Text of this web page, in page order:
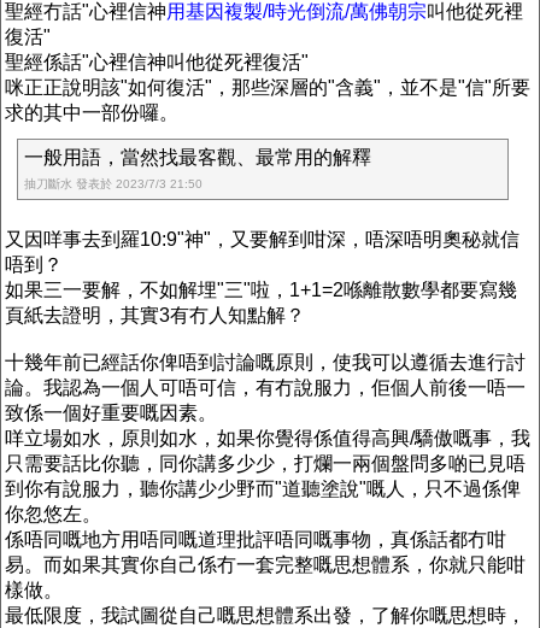
聖經冇話"心裡信神用基因複製/時光倒流/萬佛朝宗叫他從死裡
復活"
聖經係話"心裡信神叫他從死裡復活"
咪正正說明該"如何復活"，那些深層的"含義"，並不是"信"所要
求的其中一部份囉。
一般用語，當然找最客觀、最常用的解釋
抽刀斷水 發表於 2023/7/3 21:50
又因咩事去到羅10:9"神"，又要解到咁深，唔深唔明奧秘就信
唔到？
如果三一要解，不如解埋"三"啦，1+1=2喺離散數學都要寫幾
頁紙去證明，其實3有冇人知點解？
十幾年前已經話你俾唔到討論嘅原則，使我可以遵循去進行討
論。我認為一個人可唔可信，有冇說服力，佢個人前後一唔一
致係一個好重要嘅因素。
咩立場如水，原則如水，如果你覺得係值得高興/驕傲嘅事，我
只需要話比你聽，同你講多少少，打爛一兩個盤問多啲已見唔
到你有說服力，聽你講少少野而"道聽塗說"嘅人，只不過係俾
你忽悠左。
係唔同嘅地方用唔同嘅道理批評唔同嘅事物，真係話都冇咁
易。而如果其實你自己係冇一套完整嘅思想體系，你就只能咁
樣做。
最低限度，我試圖從自己嘅思想體系出發，了解你嘅思想時，